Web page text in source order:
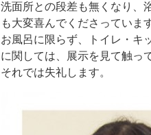
洗面所との段差も無くなり、
も大変喜んでくださっていま
お風呂に限らず、トイレ・キ
に関しては、展示を見て触っ
それでは失礼します。